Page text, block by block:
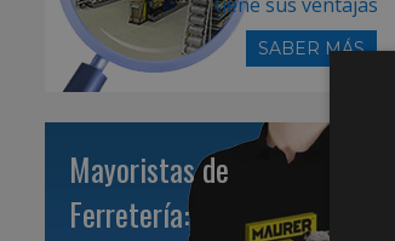
SABER MÁS
Mayoristas de
Ferretería: